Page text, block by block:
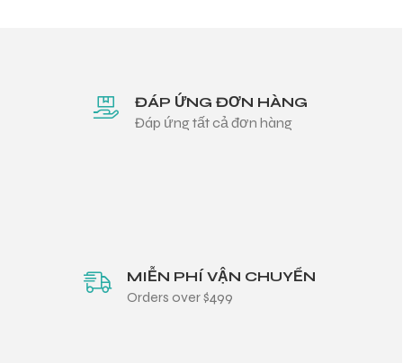
ĐÁP ỨNG ĐƠN HÀNG
Đáp ứng tất cả đơn hàng
MIỄN PHÍ VẬN CHUYỂN
Orders over $499